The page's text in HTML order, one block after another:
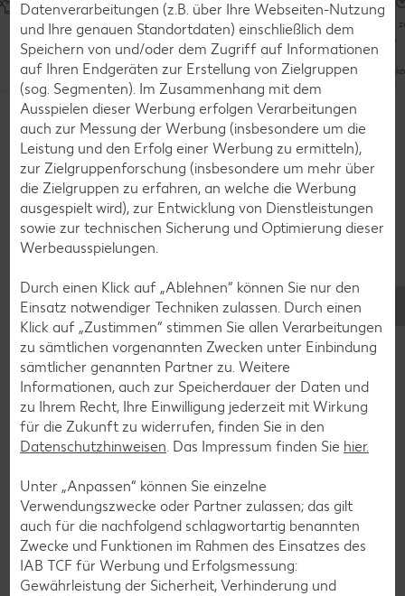
Raffiniert Bis zu 30 Minuten
Unkompliziert
Vegetarisch
Unkompliziert
Bis
Weitere Rezepte entdecken
Zurück zum Lebensmittellexikon
Das könnte dich auch
interessieren
Datenverarbeitungen (z.B. über Ihre Webseiten-Nutzung
und Ihre genauen Standortdaten) einschließlich dem
Speichern von und/oder dem Zugriff auf Informationen
auf Ihren Endgeräten zur Erstellung von Zielgruppen
(sog. Segmenten). Im Zusammenhang mit dem
Ausspielen dieser Werbung erfolgen Verarbeitungen
auch zur Messung der Werbung (insbesondere um die
Leistung und den Erfolg einer Werbung zu ermitteln),
zur Zielgruppenforschung (insbesondere um mehr über
die Zielgruppen zu erfahren, an welche die Werbung
ausgespielt wird), zur Entwicklung von Dienstleistungen
sowie zur technischen Sicherung und Optimierung dieser
Werbeausspielungen.
Durch einen Klick auf „Ablehnen“ können Sie nur den
Einsatz notwendiger Techniken zulassen. Durch einen
Klick auf „Zustimmen“ stimmen Sie allen Verarbeitungen
zu sämtlichen vorgenannten Zwecken unter Einbindung
sämtlicher genannten Partner zu. Weitere
Informationen, auch zur Speicherdauer der Daten und
zu Ihrem Recht, Ihre Einwilligung jederzeit mit Wirkung
für die Zukunft zu widerrufen, finden Sie in den
Datenschutzhinweisen. Das Impressum finden Sie hier.
Unter „Anpassen“ können Sie einzelne
Verwendungszwecke oder Partner zulassen; das gilt
auch für die nachfolgend schlagwortartig benannten
Zwecke und Funktionen im Rahmen des Einsatzes des
IAB TCF für Werbung und Erfolgsmessung:
Gewährleistung der Sicherheit, Verhinderung und